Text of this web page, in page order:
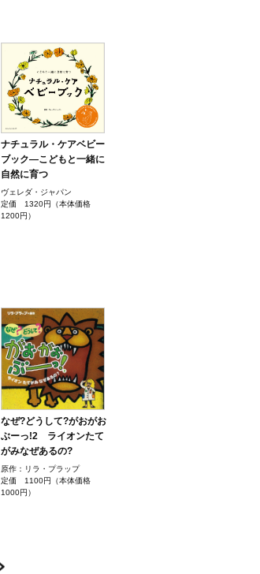
ナチュラル・ケアベビー
ブック―こどもと一緒に
自然に育つ
ヴェレダ・ジャパン
定価 1320円（本体価格
1200円）
なぜ?どうして?がおがお
ぶーっ!2 ライオンたて
がみなぜあるの?
原作：リラ・プラップ
定価 1100円（本体価格
1000円）